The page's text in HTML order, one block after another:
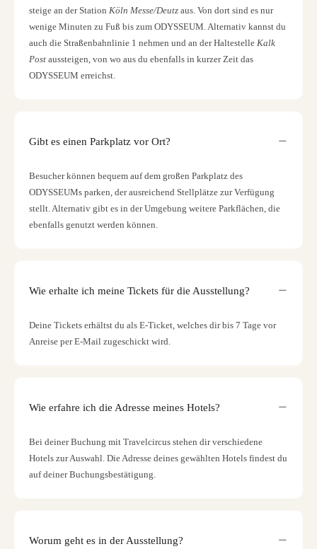
steige an der Station Köln Messe/Deutz aus. Von dort sind es nur
wenige Minuten zu Fuß bis zum ODYSSEUM. Alternativ kannst du
auch die Straßenbahnlinie 1 nehmen und an der Haltestelle Kalk
Post aussteigen, von wo aus du ebenfalls in kurzer Zeit das
ODYSSEUM erreichst.
Gibt es einen Parkplatz vor Ort?
Besucher können bequem auf dem großen Parkplatz des
ODYSSEUMs parken, der ausreichend Stellplätze zur Verfügung
stellt. Alternativ gibt es in der Umgebung weitere Parkflächen, die
ebenfalls genutzt werden können.
Wie erhalte ich meine Tickets für die Ausstellung?
Deine Tickets erhältst du als E-Ticket, welches dir bis 7 Tage vor
Anreise per E-Mail zugeschickt wird.
Wie erfahre ich die Adresse meines Hotels?
Bei deiner Buchung mit Travelcircus stehen dir verschiedene
Hotels zur Auswahl. Die Adresse deines gewählten Hotels findest du
auf deiner Buchungsbestätigung.
Worum geht es in der Ausstellung?